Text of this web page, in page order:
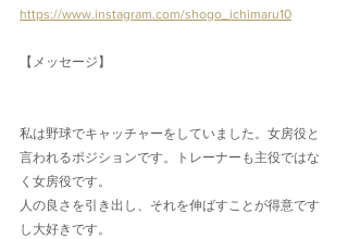
https://www.instagram.com/shogo_ichimaru10
【メッセージ】
私は野球でキャッチャーをしていました。女房役と
言われるポジションです。トレーナーも主役ではな
く女房役です。
人の良さを引き出し、それを伸ばすことが得意です
し大好きです。